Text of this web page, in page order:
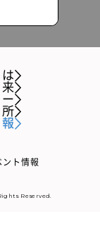
ト情報
Reserved.